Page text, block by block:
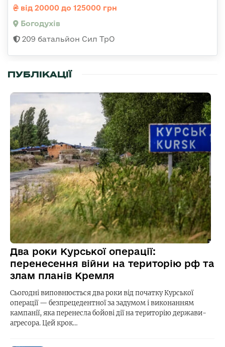
від 20000 до 125000 грн
Богодухів
209 батальйон Сил ТрО
ПУБЛІКАЦІЇ
Два роки Курської операції:
перенесення війни на територію рф та
злам планів Кремля
Сьогодні виповнюється два роки від початку Курської
операції — безпрецедентної за задумом і виконанням
кампанії, яка перенесла бойові дії на територію держави-
агресора. Цей крок…